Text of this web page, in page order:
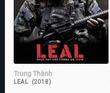
Trung Thành
LEAL (2018)